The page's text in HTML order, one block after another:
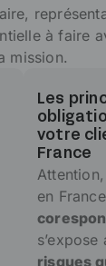
à faire
mission.
Les
votre
France
en France
s’expose
risques